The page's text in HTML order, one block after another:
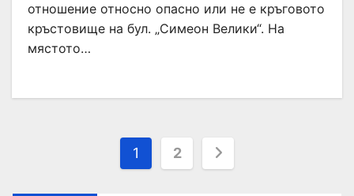
отношение относно опасно или не е кръговото
кръстовище на бул. „Симеон Велики“. На
мястото…
1 2